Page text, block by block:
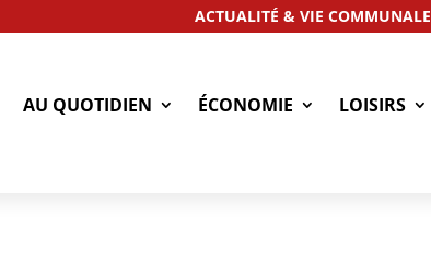
ACTUALITÉ & VIE COMMUNALE
AU QUOTIDIEN ÉCONOMIE LOISIRS